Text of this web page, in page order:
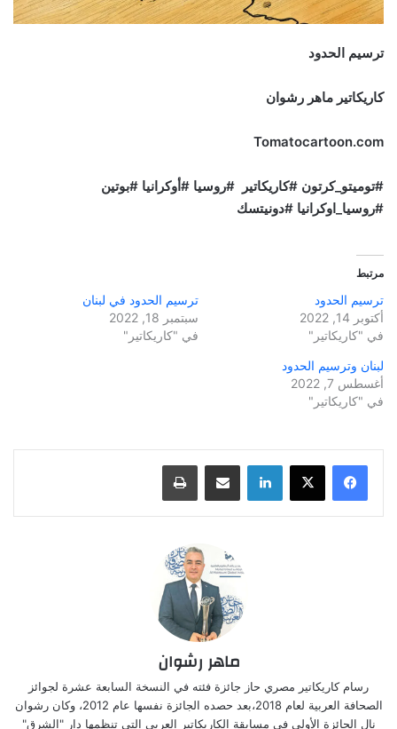
ترسيم الحدود
كاريكاتير ماهر رشوان
Tomatocartoon.com
#توميتو_كرتون #كاريكاتير #روسيا #أوكرانيا #بوتين
#روسيا_اوكرانيا #دونيتسك
مرتبط
ترسيم الحدود
أكتوبر 14, 2022
في "كاريكاتير"
ترسيم الحدود في لبنان
سبتمبر 18, 2022
في "كاريكاتير"
لبنان وترسيم الحدود
أغسطس 7, 2022
في "كاريكاتير"
لينكدإن مشاركة عبر البريد طباعة
ماهر رشوان
رسام كاريكاتير مصري حاز جائزة فئته في النسخة السابعة عشرة لجوائز
الصحافة العربية لعام 2018،بعد حصده الجائزة نفسها عام 2012، وكان رشوان
نال الجائزة الأولى في مسابقة الكاريكاتير العربي التي تنظمها دار "الشرق"